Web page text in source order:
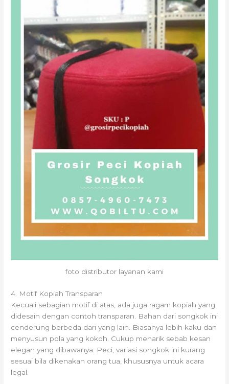
foto distributor layanan kami
4. Motif Kopiah Transparan
Kecuali sebagian motif di atas, ada juga ragam kopiah yang
didesain dengan contoh transparan. Bahan dari songkok ini
cenderung berbeda dari yang lain. Biasanya lebih kaku dan
menyusun pola yang kokoh. Cukup menarik sebab kesan
elegan yang dibawanya. Peci, variasi songkok ini kurang
sesuai bila dikenakan orang tua, khususnya untuk acara
legal.